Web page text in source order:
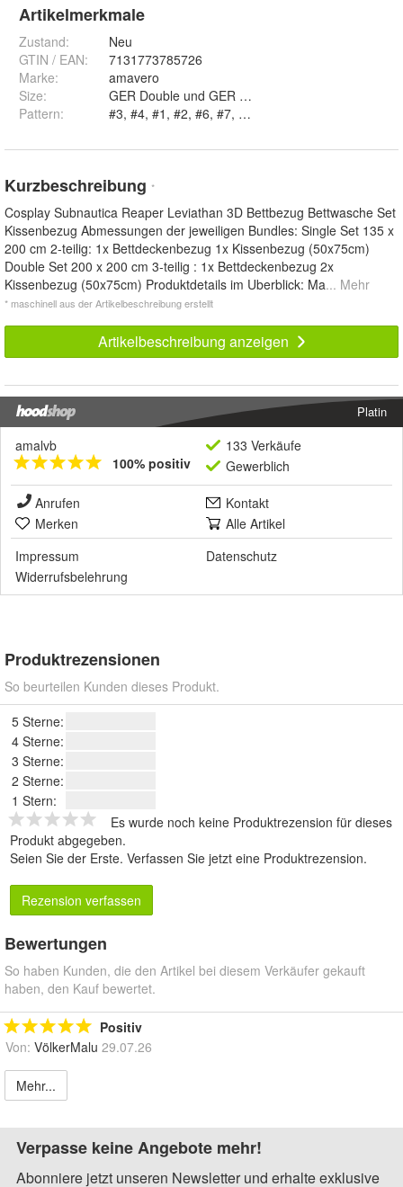
Artikelmerkmale
Zustand:
Neu
GTIN / EAN:
7131773785726
Marke:
amavero
Size:
GER Double und GER Single
Pattern:
Kurzbeschreibung *
Cosplay Subnautica Reaper Leviathan 3D Bettbezug Bettwasche Set
Kissenbezug Abmessungen der jeweiligen Bundles: Single Set 135 x
200 cm 2-teilig: 1x Bettdeckenbezug 1x Kissenbezug (50x75cm)
Double Set 200 x 200 cm 3-teilig : 1x Bettdeckenbezug 2x
Kissenbezug (50x75cm) Produktdetails im Uberblick: Ma... Mehr
* maschinell aus der Artikelbeschreibung erstellt
Artikelbeschreibung anzeigen
Platin
amalvb
100% positiv
133 Verkäufe
Gewerblich
Anrufen
Kontakt
Merken
Alle Artikel
Impressum
Datenschutz
Widerrufsbelehrung
Produktrezensionen
So beurteilen Kunden dieses Produkt.
5 Sterne:
4 Sterne:
3 Sterne:
2 Sterne:
1 Stern:
Es wurde noch keine Produktrezension für dieses
Produkt abgegeben.
Seien Sie der Erste. Verfassen Sie jetzt eine Produktrezension.
Rezension verfassen
Bewertungen
So haben Kunden, die den Artikel bei diesem Verkäufer gekauft
haben, den Kauf bewertet.
Positiv
Von: VölkerMalu 29.07.26
Mehr...
Verpasse keine Angebote mehr!
Abonniere jetzt unseren Newsletter und erhalte exklusive